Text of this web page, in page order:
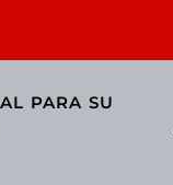
PARA SU